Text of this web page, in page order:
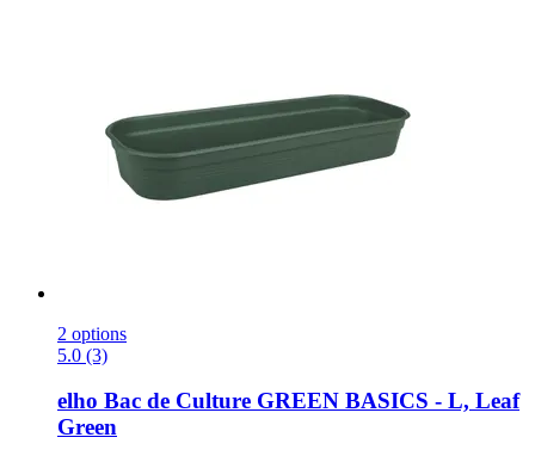
2 options
5.0 (3)
elho Bac de Culture GREEN BASICS -​ L, Leaf
Green